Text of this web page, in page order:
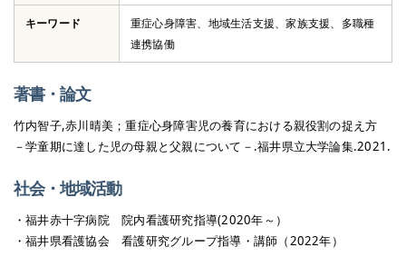
キーワード
重症心身障害、地域生活支援、家族支援、多職種
連携協働
著書・論文
竹内智子,赤川晴美；重症心身障害児の養育における親役割の捉え方
－学童期に達した児の母親と父親について－.福井県立大学論集.2021.
社会・地域活動
・福井赤十字病院 院内看護研究指導(2020年～）
・福井県看護協会 看護研究グループ指導・講師（2022年）